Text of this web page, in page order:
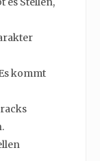
kommt